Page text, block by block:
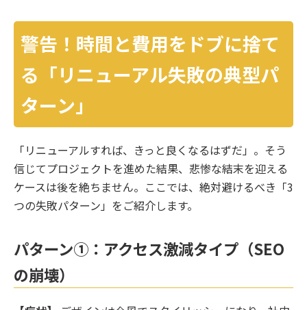
警告！時間と費用をドブに捨て
る「リニューアル失敗の典型パ
ターン」
「リニューアルすれば、きっと良くなるはずだ」。そう
信じてプロジェクトを進めた結果、悲惨な結末を迎える
ケースは後を絶ちません。ここでは、絶対避けるべき「3
つの失敗パターン」をご紹介します。
パターン①：アクセス激減タイプ（SEO
の崩壊）